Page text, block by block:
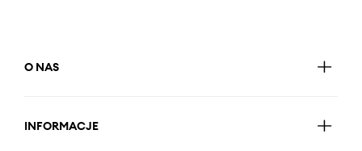
O NAS
INFORMACJE